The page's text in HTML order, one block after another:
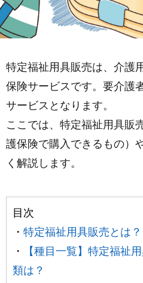
特定福祉用具販売は、介護
保険サービスです。要介護
サービスとなります。
ここでは、特定福祉用具販
護保険で購入できるもの）
く解説します。
目次
・ 特定福祉用具販売とは
・
【種目一覧】特定福祉
類は？